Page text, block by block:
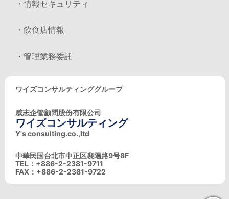
・情報セキュリティ
・飲食店情報
・管理業務委託
ワイズコンサルティンググループ
威志企管顧問股份有限公司
ワイズコンサルティング
Y's consulting.co.,ltd
中華民国台北市中正区襄陽路9号8F
TEL：+886-2-2381-9711
FAX：+886-2-2381-9722